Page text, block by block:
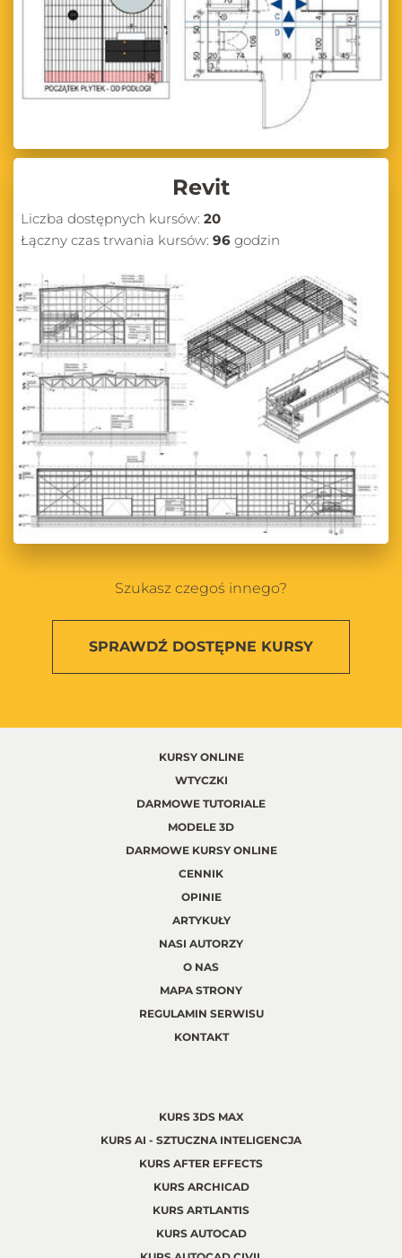
Revit
Liczba dostępnych kursów: 20
Łączny czas trwania kursów: 96 godzin
Szukasz czegoś innego?
SPRAWDŹ DOSTĘPNE KURSY
KURSY ONLINE
WTYCZKI
DARMOWE TUTORIALE
MODELE 3D
DARMOWE KURSY ONLINE
CENNIK
OPINIE
ARTYKUŁY
NASI AUTORZY
O NAS
MAPA STRONY
REGULAMIN SERWISU
KONTAKT
KURS 3DS MAX
KURS AI - SZTUCZNA INTELIGENCJA
KURS AFTER EFFECTS
KURS ARCHICAD
KURS ARTLANTIS
KURS AUTOCAD